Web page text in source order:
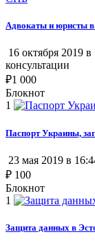
Адвокаты и юристы
16 октября 2019 в
консультации
₽1 000
Блокнот
1
Паспорт Украины,
23 мая 2019 в
₽ 100
Блокнот
1
Защита данных в